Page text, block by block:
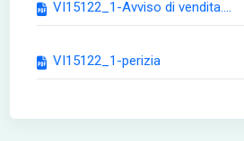
VI15122_1-Avviso di vendita....
VI15122_1-perizia